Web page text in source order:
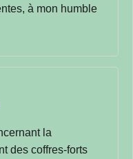
à mon humble
la
des coffres-forts